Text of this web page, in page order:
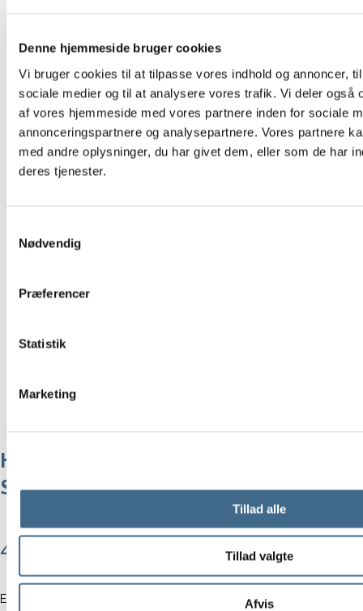
Denne hjemmeside bruger cookies
Vi bruger cookies til at tilpasse vores indhold og annoncer,
sociale medier og til at analysere vores trafik. Vi deler også
af vores hjemmeside med vores partnere inden for sociale
annonceringspartnere og analysepartnere. Vores partnere
med andre oplysninger, du har givet dem, eller som de har
deres tjenester.
Nødvendig
Præferencer
Statistik
Marketing
Tillad alle
Tillad valgte
Afvis
Hoff sæt med skål og underskål |
Sapphire Blå
400,00kr. – 600,00kr.
En af de nyeste farver i Hoff serien i en dyb og mørkeblå farve.